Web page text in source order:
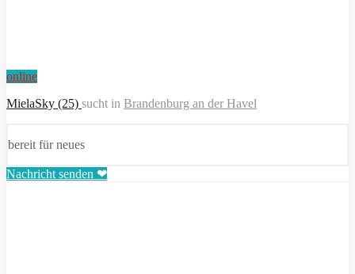
online
MielaSky (25) sucht in Brandenburg an der Havel
bereit für neues
Nachricht senden ❤